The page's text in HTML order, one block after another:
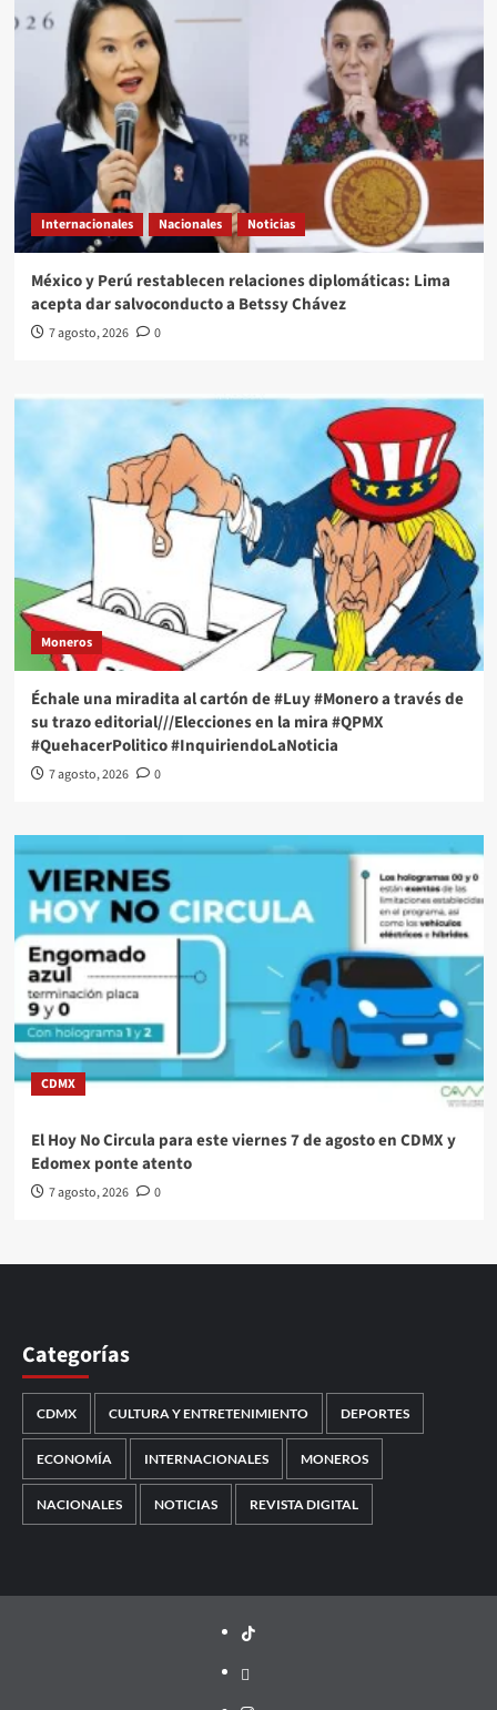
Internacionales Nacionales Noticias
México y Perú restablecen relaciones diplomáticas: Lima
acepta dar salvoconducto a Betssy Chávez
7 agosto, 2026 0
Moneros
Échale una miradita al cartón de #Luy #Monero a través de
su trazo editorial///Elecciones en la mira #QPMX
#QuehacerPolitico #InquiriendoLaNoticia
7 agosto, 2026 0
CDMX
El Hoy No Circula para este viernes 7 de agosto en CDMX y
Edomex ponte atento
7 agosto, 2026 0
Categorías
CDMX CULTURA Y ENTRETENIMIENTO DEPORTES
ECONOMÍA INTERNACIONALES MONEROS
NACIONALES NOTICIAS REVISTA DIGITAL
TikTok
threads